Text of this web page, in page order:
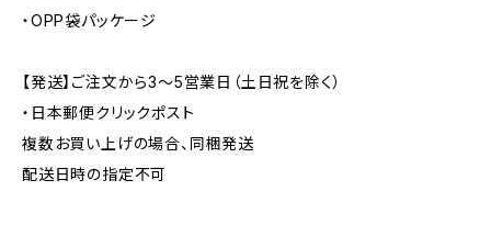
・OPP袋パッケージ
【発送】ご注文から3〜5営業日（土日祝を除く）
・日本郵便クリックポスト
複数お買い上げの場合、同梱発送
配送日時の指定不可